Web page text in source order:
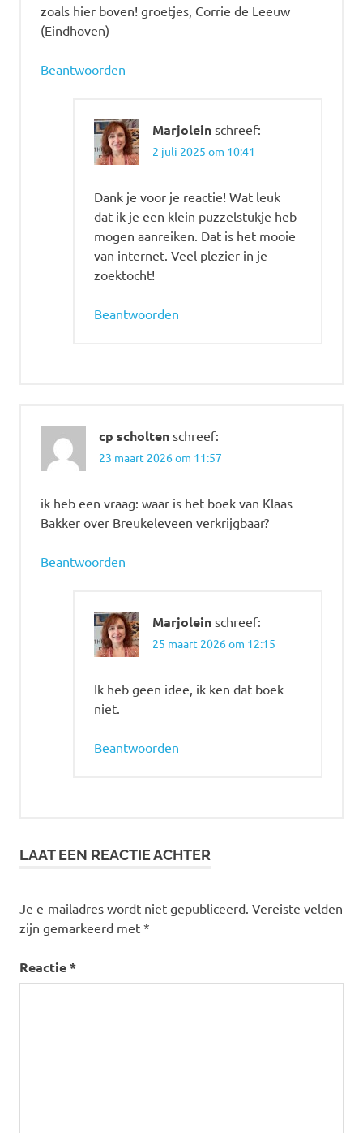
zoals hier boven! groetjes, Corrie de Leeuw
(Eindhoven)
Beantwoorden
Marjolein schreef:
2 juli 2025 om 10:41
Dank je voor je reactie! Wat leuk
dat ik je een klein puzzelstukje heb
mogen aanreiken. Dat is het mooie
van internet. Veel plezier in je
zoektocht!
Beantwoorden
cp scholten schreef:
23 maart 2026 om 11:57
ik heb een vraag: waar is het boek van Klaas
Bakker over Breukeleveen verkrijgbaar?
Beantwoorden
Marjolein schreef:
25 maart 2026 om 12:15
Ik heb geen idee, ik ken dat boek
niet.
Beantwoorden
LAAT EEN REACTIE ACHTER
Je e-mailadres wordt niet gepubliceerd. Vereiste velden
zijn gemarkeerd met *
Reactie*